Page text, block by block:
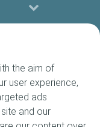
the aim of
user experience,
ads
and our
our content over